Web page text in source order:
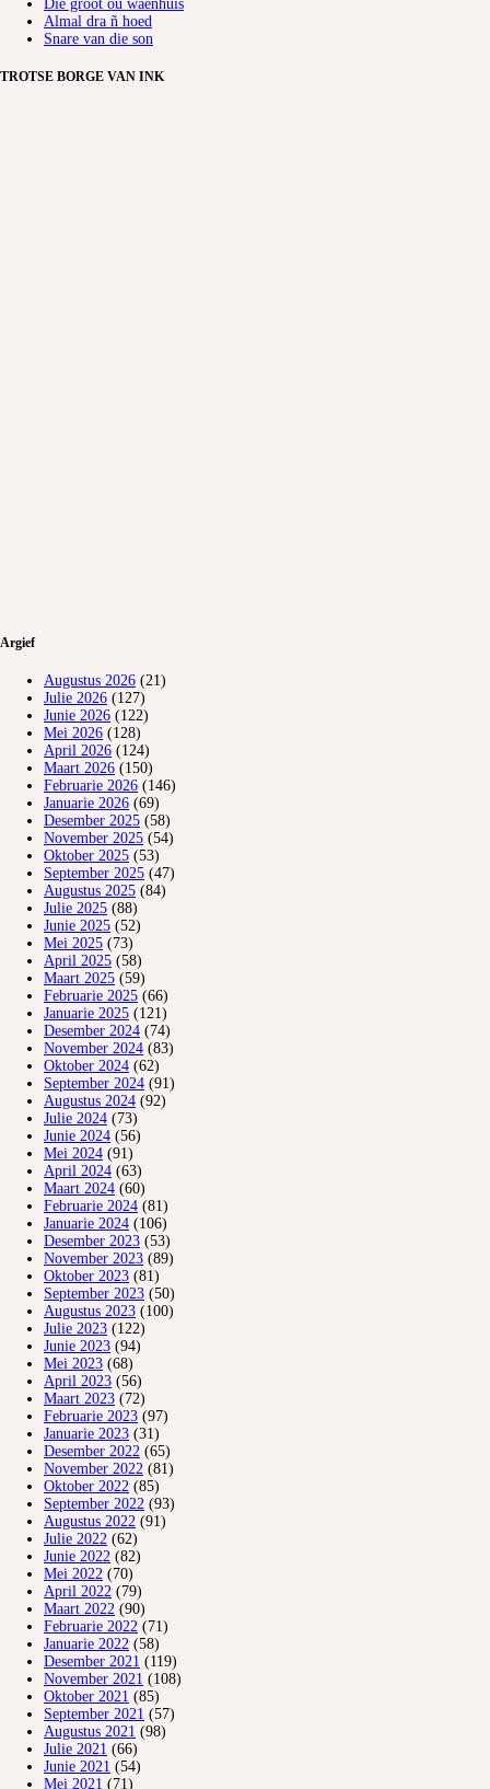
Die groot ou waenhuis
Almal dra ñ hoed
Snare van die son
TROTSE BORGE VAN INK
Argief
Augustus 2026 (21)
Julie 2026 (127)
Junie 2026 (122)
Mei 2026 (128)
April 2026 (124)
Maart 2026 (150)
Februarie 2026 (146)
Januarie 2026 (69)
Desember 2025 (58)
November 2025 (54)
Oktober 2025 (53)
September 2025 (47)
Augustus 2025 (84)
Julie 2025 (88)
Junie 2025 (52)
Mei 2025 (73)
April 2025 (58)
Maart 2025 (59)
Februarie 2025 (66)
Januarie 2025 (121)
Desember 2024 (74)
November 2024 (83)
Oktober 2024 (62)
September 2024 (91)
Augustus 2024 (92)
Julie 2024 (73)
Junie 2024 (56)
Mei 2024 (91)
April 2024 (63)
Maart 2024 (60)
Februarie 2024 (81)
Januarie 2024 (106)
Desember 2023 (53)
November 2023 (89)
Oktober 2023 (81)
September 2023 (50)
Augustus 2023 (100)
Julie 2023 (122)
Junie 2023 (94)
Mei 2023 (68)
April 2023 (56)
Maart 2023 (72)
Februarie 2023 (97)
Januarie 2023 (31)
Desember 2022 (65)
November 2022 (81)
Oktober 2022 (85)
September 2022 (93)
Augustus 2022 (91)
Julie 2022 (62)
Junie 2022 (82)
Mei 2022 (70)
April 2022 (79)
Maart 2022 (90)
Februarie 2022 (71)
Januarie 2022 (58)
Desember 2021 (119)
November 2021 (108)
Oktober 2021 (85)
September 2021 (57)
Augustus 2021 (98)
Julie 2021 (66)
Junie 2021 (54)
Mei 2021 (71)